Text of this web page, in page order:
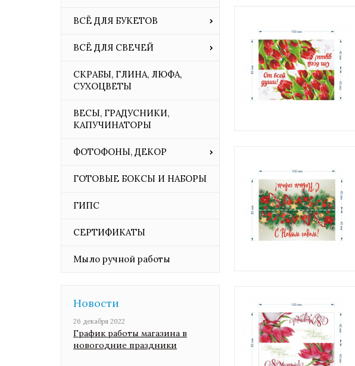
ВСЁ ДЛЯ БУКЕТОВ
ВСЁ ДЛЯ СВЕЧЕЙ
СКРАБЫ, ГЛИНА, ЛЮФА,
СУХОЦВЕТЫ
ВЕСЫ, ГРАДУСНИКИ,
КАПУЧИНАТОРЫ
ФОТОФОНЫ, ДЕКОР
ГОТОВЫЕ БОКСЫ И НАБОРЫ
ГИПС
СЕРТИФИКАТЫ
Мыло ручной работы
Новости
26 декабря 2022
График работы магазина в
новогодние праздники